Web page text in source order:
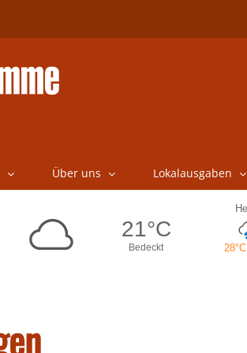
Über uns Lokalausgaben